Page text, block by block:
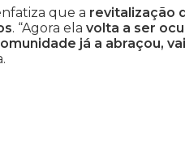
que a revitalização
. “Agora ela volta a ser
já a abraçou,